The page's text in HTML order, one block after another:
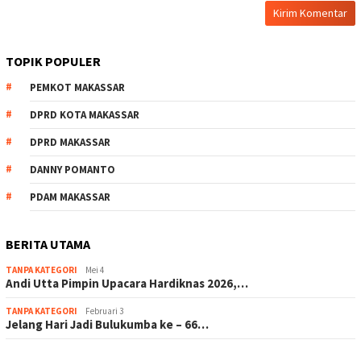
TOPIK POPULER
PEMKOT MAKASSAR
DPRD KOTA MAKASSAR
DPRD MAKASSAR
DANNY POMANTO
PDAM MAKASSAR
BERITA UTAMA
TANPA KATEGORI Mei 4
Andi Utta Pimpin Upacara Hardiknas 2026,…
TANPA KATEGORI Februari 3
Jelang Hari Jadi Bulukumba ke – 66…